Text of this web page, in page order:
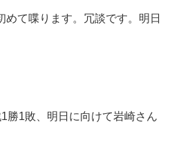
めて喋ります。冗談です。明日
勝1敗、明日に向けて岩崎さん